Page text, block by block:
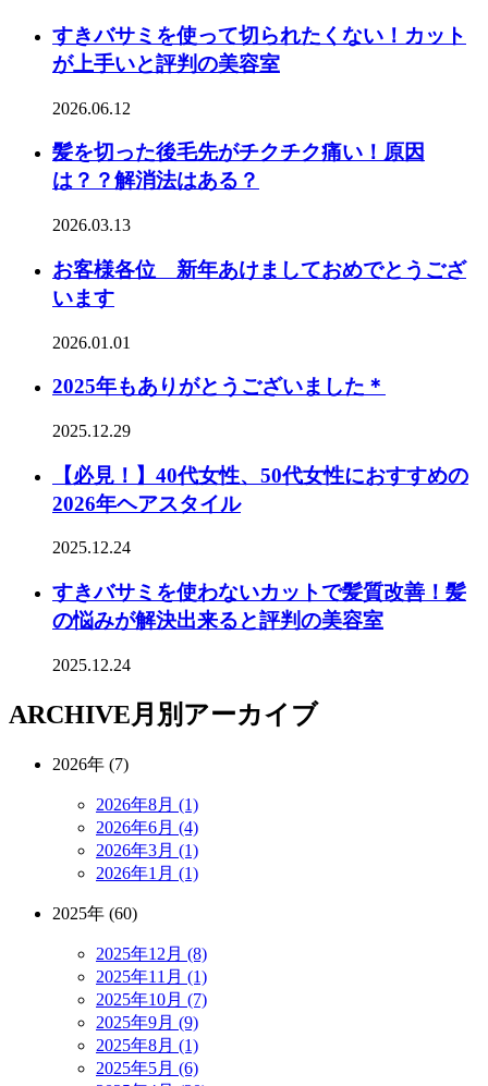
すきバサミを使って切られたくない！カット
が上手いと評判の美容室
2026.06.12
髪を切った後毛先がチクチク痛い！原因
は？？解消法はある？
2026.03.13
お客様各位 新年あけましておめでとうござ
います
2026.01.01
2025年もありがとうございました＊
2025.12.29
【必見！】40代女性、50代女性におすすめの
2026年ヘアスタイル
2025.12.24
すきバサミを使わないカットで髪質改善！髪
の悩みが解決出来ると評判の美容室
2025.12.24
ARCHIVE月別アーカイブ
2026年 (7)
2026年8月 (1)
2026年6月 (4)
2026年3月 (1)
2026年1月 (1)
2025年 (60)
2025年12月 (8)
2025年11月 (1)
2025年10月 (7)
2025年9月 (9)
2025年8月 (1)
2025年5月 (6)